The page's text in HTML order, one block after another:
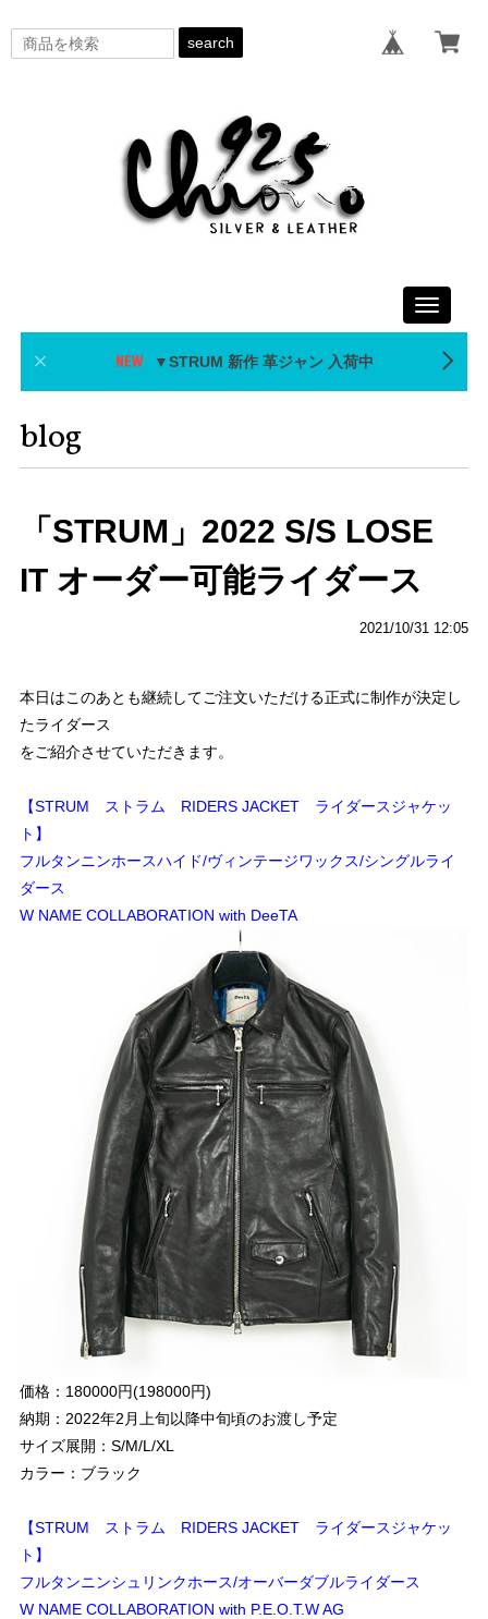
search
Toggle
▼STRUM 新作 革ジャン 入荷中
blog
「STRUM」2022 S/S LOSE
IT オーダー可能ライダース
2021/10/31 12:05
本日はこのあとも継続してご注文いただける正式に制作が決定し
たライダース
をご紹介させていただきます。
【STRUM ストラム RIDERS JACKET ライダースジャケッ
ト】
フルタンニンホースハイド/ヴィンテージワックス/シングルライ
ダース
W NAME COLLABORATION with DeeTA
価格：180000円(198000円)
納期：2022年2月上旬以降中旬頃のお渡し予定
サイズ展開：S/M/L/XL
カラー：ブラック
【STRUM ストラム RIDERS JACKET ライダースジャケッ
ト】
フルタンニンシュリンクホース/オーバーダブルライダース
W NAME COLLABORATION with P.E.O.T.W AG